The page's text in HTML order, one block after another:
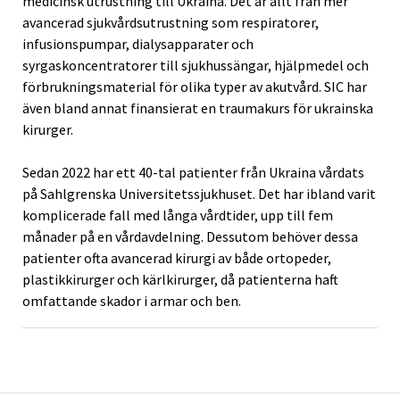
avancerad sjukvårdsutrustning som respiratorer,
infusionspumpar, dialysapparater och
syrgaskoncentratorer till sjukhussängar, hjälpmedel och
förbrukningsmaterial för olika typer av akutvård. SIC har
även bland annat finansierat en traumakurs för ukrainska
kirurger.
Sedan 2022 har ett 40-tal patienter från Ukraina vårdats
på Sahlgrenska Universitetssjukhuset. Det har ibland varit
komplicerade fall med långa vårdtider, upp till fem
månader på en vårdavdelning. Dessutom behöver dessa
patienter ofta avancerad kirurgi av både ortopeder,
plastikkirurger och kärlkirurger, då patienterna haft
omfattande skador i armar och ben.